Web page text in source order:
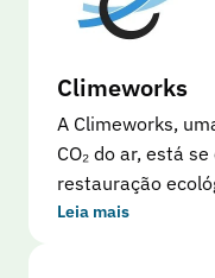
com as
para fornecer
hierarquizadas e
vejam fotos dos
fundos são
esforços de
de portfólio ajuda
Climeworks
A Climeworks,
CO₂ do ar, está
restauração
captura de
Leia mais